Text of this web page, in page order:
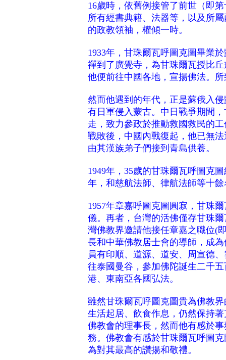
16歲時，依舊例接管了前世（即
所有經書典籍、法器等，以及所
的政教領袖，權傾一時。
1933年，甘珠爾瓦呼圖克圖畢業
禪到了廣覺寺，為甘珠爾瓦授比
他便前往中國各地，宣揚佛法。
然而他遇到的年代，正是蘇俄入
有日軍侵入蒙古。中日戰爭期間
走，致力參政於推動救國救民的
戰敗後，中國內戰復起，他已無
由其漢族弟子們接到青島供養。
1949年，35歲的甘珠爾瓦呼圖克
年，和慈航法師、律航法師等十
1957年章嘉呼圖克圖圓寂，甘珠
儀。再者，台灣的活佛僅存甘珠
灣佛教界邀請他接任章嘉之職位(
長和中華佛教居士會的導師，成
員有印順、道源、道安、周宣德
往泰國曼谷，參加佛陀誕生二千
港、東南亞各國弘法。
雖然甘珠爾瓦呼圖克圖貴為佛教
生活起居、飲食作息，仍然保持
佛教會的理事長，然而他有感於
務。佛教會有感於甘珠爾瓦呼圖
為對其最高的讚揚和敬禮。